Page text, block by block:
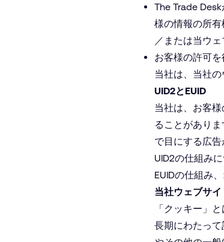
The Trade
様の情報の所
／または当ウ
お客様の許可を
当社は、当社
UID2とEUID
当社は、お客
ることがあり
で目にする広
UID2の仕組み
EUIDの仕組み
当社ウェブサ
「クッキー」
長期にわたっ